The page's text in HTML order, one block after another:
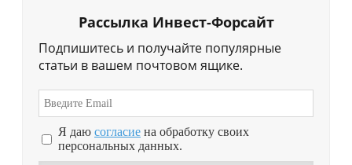
Рассылка Инвест-Форсайт
Подпишитесь и получайте популярные
статьи в вашем почтовом ящике.
Я даю согласие на обработку своих
персональных данных.